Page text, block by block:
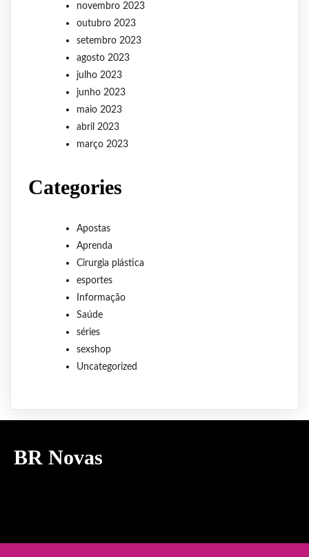
novembro 2023
outubro 2023
setembro 2023
agosto 2023
julho 2023
junho 2023
maio 2023
abril 2023
março 2023
Categories
Apostas
Aprenda
Cirurgia plástica
esportes
Informação
Saúde
séries
sexshop
Uncategorized
BR Novas